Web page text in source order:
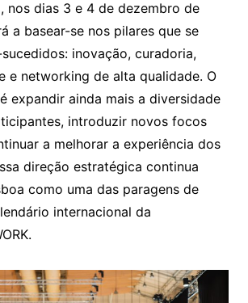
nos dias 3 e 4 de dezembro de
a basear-se nos pilares que se
inovação, curadoria,
e networking de alta qualidade. O
expandir ainda mais a diversidade
introduzir novos focos
a melhorar a experiência dos
direção estratégica continua
como uma das paragens de
internacional da